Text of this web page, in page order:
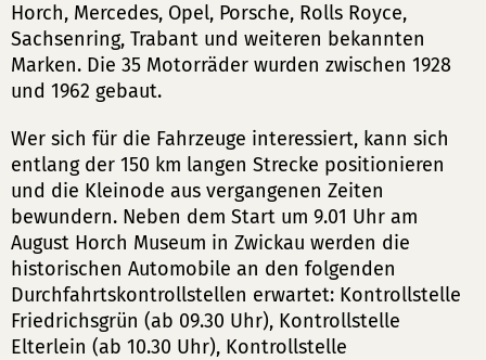
Horch, Mercedes, Opel, Porsche, Rolls Royce,
Sachsenring, Trabant und weiteren bekannten
Marken. Die 35 Motorräder wurden zwischen 1928
und 1962 gebaut.
Wer sich für die Fahrzeuge interessiert, kann sich
entlang der 150 km langen Strecke positionieren
und die Kleinode aus vergangenen Zeiten
bewundern. Neben dem Start um 9.01 Uhr am
August Horch Museum in Zwickau werden die
historischen Automobile an den folgenden
Durchfahrtskontrollstellen erwartet: Kontrollstelle
Friedrichsgrün (ab 09.30 Uhr), Kontrollstelle
Elterlein (ab 10.30 Uhr), Kontrollstelle